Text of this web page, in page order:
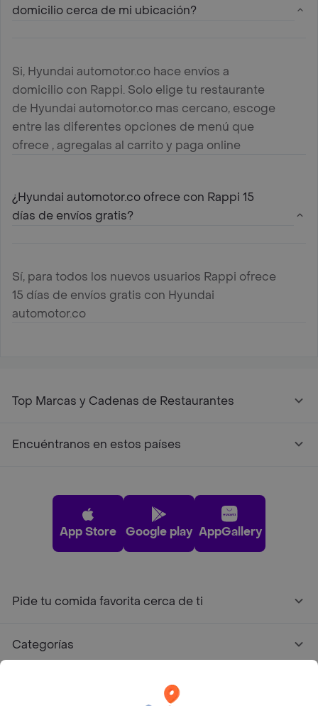
domicilio cerca de mi ubicación?
Si, Hyundai automotor.co hace envíos a
domicilio con Rappi. Solo elige tu restaurante
de Hyundai automotor.co mas cercano, escoge
entre las diferentes opciones de menú que
ofrece , agregalas al carrito y paga online
¿Hyundai automotor.co ofrece con Rappi 15
días de envíos gratis?
Sí, para todos los nuevos usuarios Rappi ofrece
15 días de envíos gratis con Hyundai
automotor.co
Top Marcas y Cadenas de Restaurantes
Encuéntranos en estos países
App Store Google play AppGallery
Pide tu comida favorita cerca de ti
Categorías